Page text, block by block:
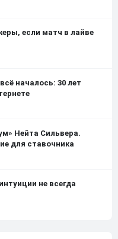
если матч в лайве
началось: 30 лет
Нейта Сильвера.
для ставочника
не всегда